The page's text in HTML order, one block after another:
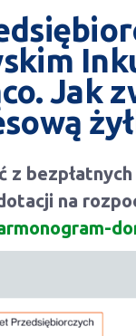
Jak
z bezpłatnych
na